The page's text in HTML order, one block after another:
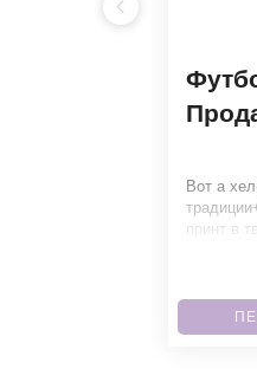
Вот а
принт в